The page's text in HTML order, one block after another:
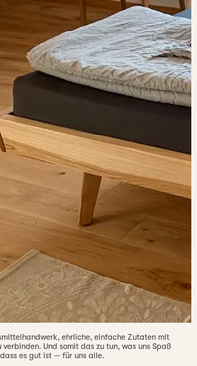
ehrliche, einfache Zutaten mit
Und somit das zu tun, was uns Spaß
es gut ist — für uns alle.